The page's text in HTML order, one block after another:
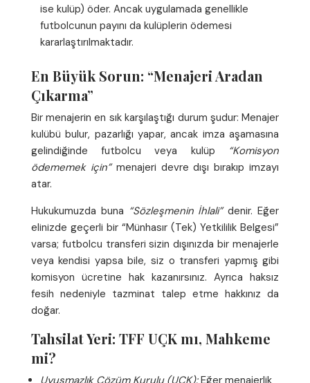
ise kulüp) öder. Ancak uygulamada genellikle
futbolcunun payını da kulüplerin ödemesi
kararlaştırılmaktadır.
En Büyük Sorun: “Menajeri Aradan
Çıkarma”
Bir menajerin en sık karşılaştığı durum şudur: Menajer
kulübü bulur, pazarlığı yapar, ancak imza aşamasına
gelindiğinde futbolcu veya kulüp “Komisyon
ödememek için”menajeri devre dışı bırakıp imzayı
atar.
Hukukumuzda buna “Sözleşmenin İhlali”denir. Eğer
elinizde geçerli bir “Münhasır (Tek) Yetkililik Belgesi”
varsa; futbolcu transferi sizin dışınızda bir menajerle
veya kendisi yapsa bile, siz o transferi yapmış gibi
komisyon ücretine hak kazanırsınız. Ayrıca haksız
fesih nedeniyle tazminat talep etme hakkınız da
doğar.
Tahsilat Yeri: TFF UÇK mı, Mahkeme
mi?
Uyuşmazlık Çözüm Kurulu (UÇK):Eğer menajerlik